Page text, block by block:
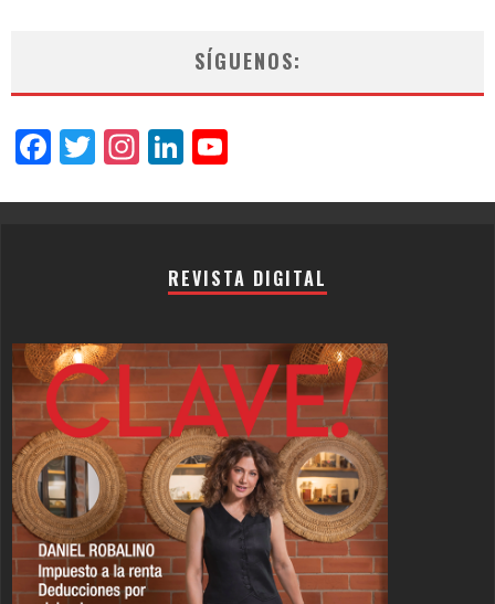
SÍGUENOS:
Facebook
Twitter
Instagram
LinkedIn
REVISTA DIGITAL